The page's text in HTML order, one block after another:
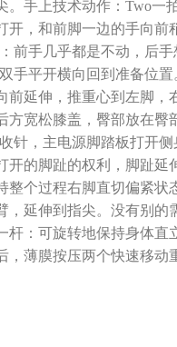
。手上技术动作：Two一
开，和前脚一边的手向
前手几乎都是不动，后
手平开横向回到准备位
前延伸，推重心到左脚
方宽松膝盖，臀部放在臀
针，主电源脚踏板打开
开的脚趾的权利，脚趾
整个过程右脚直切偏紧
，延伸到指尖。没有别的
杆：可旋转地保持身体
，薄膜按压两个快速移动